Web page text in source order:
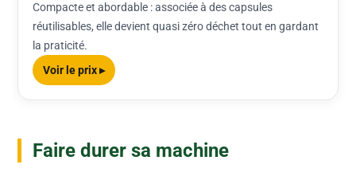
Compacte et abordable : associée à des capsules
réutilisables, elle devient quasi zéro déchet tout en gardant
la praticité.
Voir le prix ▸
Faire durer sa machine